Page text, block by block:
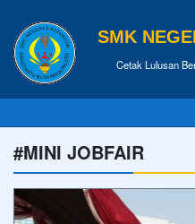
SMK
Cetak Lulusan
#MINI JOBFAIR